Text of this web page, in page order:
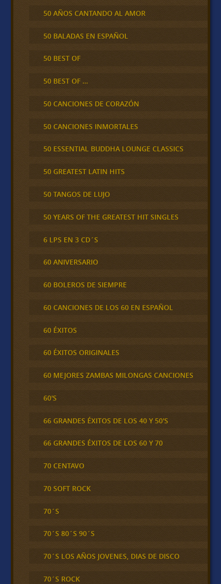
50 AÑOS CANTANDO AL AMOR
50 BALADAS EN ESPAÑOL
50 BEST OF
50 BEST OF …
50 CANCIONES DE CORAZÓN
50 CANCIONES INMORTALES
50 ESSENTIAL BUDDHA LOUNGE CLASSICS
50 GREATEST LATIN HITS
50 TANGOS DE LUJO
50 YEARS OF THE GREATEST HIT SINGLES
6 LPS EN 3 CD´S
60 ANIVERSARIO
60 BOLEROS DE SIEMPRE
60 CANCIONES DE LOS 60 EN ESPAÑOL
60 ÉXITOS
60 ÉXITOS ORIGINALES
60 MEJORES ZAMBAS MILONGAS CANCIONES
60'S
66 GRANDES ÉXITOS DE LOS 40 Y 50'S
66 GRANDES ÉXITOS DE LOS 60 Y 70
70 CENTAVO
70 SOFT ROCK
70´S
70´S 80´S 90´S
70´S LOS AÑOS JOVENES, DIAS DE DISCO
70´S ROCK